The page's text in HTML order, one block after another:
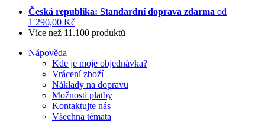
Česká republika: Standardní doprava zdarma od
1 290,00 Kč
Více než 11.100 produktů
Nápověda
Kde je moje objednávka?
Vrácení zboží
Náklady na dopravu
Možnosti platby
Kontaktujte nás
Všechna témata